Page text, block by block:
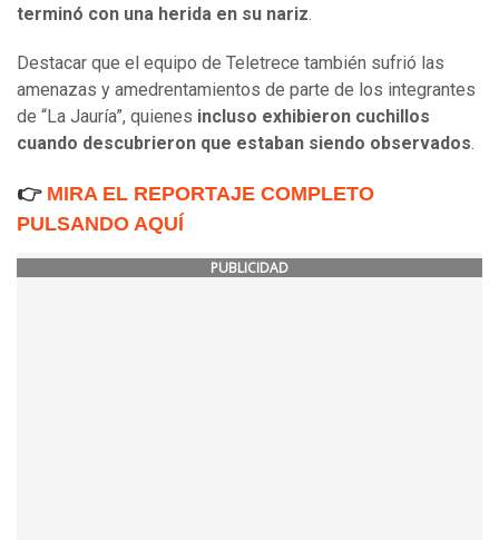
terminó con una herida en su nariz.
Destacar que el equipo de Teletrece también sufrió las
amenazas y amedrentamientos de parte de los integrantes
de “La Jauría”, quienes incluso exhibieron cuchillos
cuando descubrieron que estaban siendo observados.
👉 MIRA EL REPORTAJE COMPLETO
PULSANDO AQUÍ
PUBLICIDAD